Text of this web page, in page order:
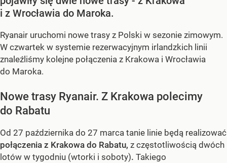
i z Wrocławia do Maroka.
Ryanair uruchomi nowe trasy z Polski w sezonie zimowym.
W czwartek w systemie rezerwacyjnym irlandzkich linii
znaleźliśmy kolejne połączenia z Krakowa i Wrocławia
do Maroka.
Nowe trasy Ryanair. Z Krakowa polecimy
do Rabatu
Od 27 października do 27 marca tanie linie będą realizować
połączenia z Krakowa do Rabatu, z częstotliwością dwóch
lotów w tygodniu (wtorki i soboty). Takiego